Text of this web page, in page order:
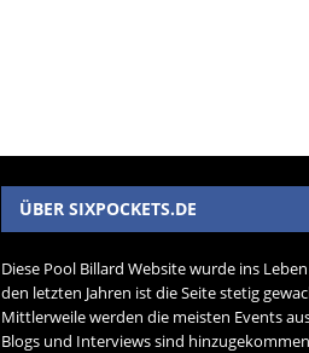
ÜBER SIXPOCKETS.DE
Diese Pool Billard Website wurde ins
den letzten Jahren ist die Seite stetig
Mittlerweile werden die meisten Events
Blogs und Interviews sind